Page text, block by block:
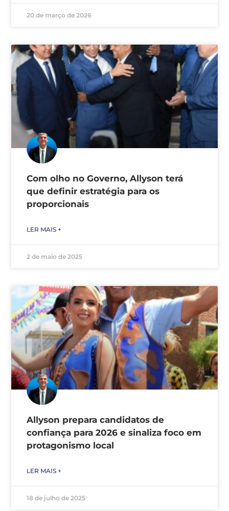
20 de março de 2026
Com olho no Governo, Allyson terá
que definir estratégia para os
proporcionais
LER MAIS +
2 de maio de 2025
Allyson prepara candidatos de
confiança para 2026 e sinaliza foco em
protagonismo local
LER MAIS +
18 de julho de 2025